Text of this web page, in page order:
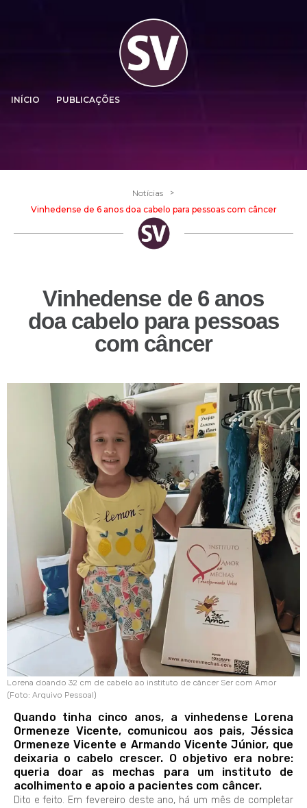
INÍCIO PUBLICAÇÕES
Notícias >
Vinhedense de 6 anos doa cabelo para pessoas com câncer
Vinhedense de 6 anos
doa cabelo para pessoas
com câncer
Lorena doando 32 cm de cabelo ao instituto de câncer Ser com Amor
(Foto: Arquivo Pessoal)
Quando tinha cinco anos, a vinhedense Lorena
Ormeneze Vicente, comunicou aos pais, Jéssica
Ormeneze Vicente e Armando Vicente Júnior, que
deixaria o cabelo crescer. O objetivo era nobre:
queria doar as mechas para um instituto de
acolhimento e apoio a pacientes com câncer.
Dito e feito. Em fevereiro deste ano, há um mês de completar